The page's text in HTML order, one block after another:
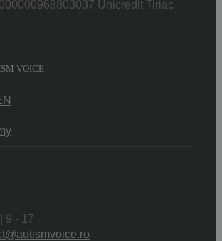
Unicredit Tiriac
VOICE
9 - 17